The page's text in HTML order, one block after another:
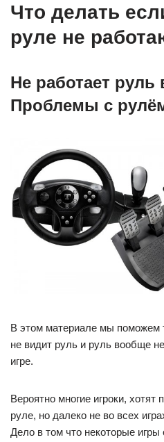
Что делать
руле не
Не работает руль
Проблемы с
В этом материале мы поможем
не видит руль и руль вообще
игре.
Вероятно многие игроки, хотят
руле, но далеко не во всех
Дело в том что некоторые